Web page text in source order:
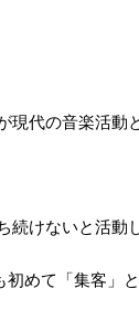
代の音楽活動
続けないと活動
初めて「集客